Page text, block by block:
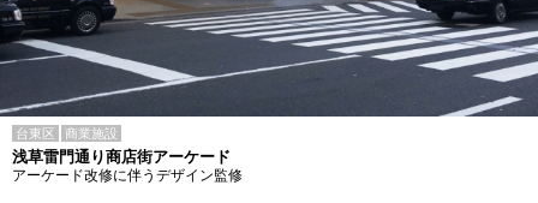
台東区 商業施設
浅草雷門通り商店街アーケード
アーケード改修に伴うデザイン監修